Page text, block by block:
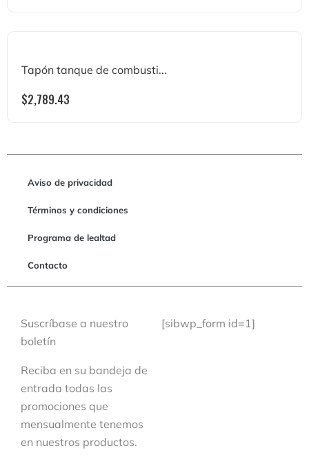
Tapón tanque de combusti...
$2,789.43
Aviso de privacidad
Términos y condiciones
Programa de lealtad
Contacto
Suscríbase a nuestro
boletín
Reciba en su bandeja de
entrada todas las
promociones que
mensualmente tenemos
en nuestros productos.
[sibwp_form id=1]